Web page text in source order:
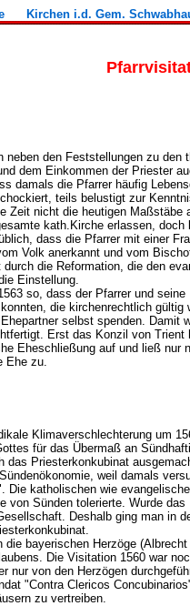
Kirchen i.d. Gem.
neben den Feststellungen zu den
dem Einkommen der Priester
damals die Pfarrer häufig
teils belustigt zur
Zeit nicht die heutigen Maßstäbe
kath.Kirche erlassen, doch
dass die Pfarrer mit einer
Volk anerkannt und vom
die Reformation, die den
Einstellung.
so, dass der Pfarrer und seine
die kirchenrechtlich gültig
selbst spenden. Damit
Erst das Konzil von Trient
Eheschließung auf und ließ nur
Ehe zu.
Klimaverschlechterung um
für das Übermaß an
das Priesterkonkubinat
weil damals
Die katholischen wie
von Sünden tolerierte. Wurde
Deshalb ging man in
bayerischen Herzöge
Die Visitation 1560 war
nur von den Herzögen
"Contra Clericos
zu vertreiben.